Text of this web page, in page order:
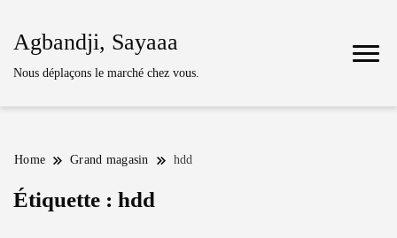
Agbandji, Sayaaa
Nous déplaçons le marché chez vous.
Home Grand magasin hdd
Étiquette : hdd